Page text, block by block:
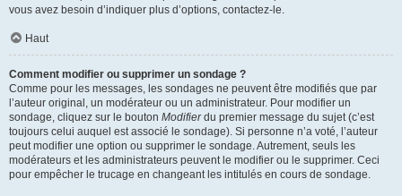
vous avez besoin d’indiquer plus d’options, contactez-le.
Haut
Comment modifier ou supprimer un sondage ?
Comme pour les messages, les sondages ne peuvent être modifiés que par
l’auteur original, un modérateur ou un administrateur. Pour modifier un
sondage, cliquez sur le bouton Modifierdu premier message du sujet (c’est
toujours celui auquel est associé le sondage). Si personne n’a voté, l’auteur
peut modifier une option ou supprimer le sondage. Autrement, seuls les
modérateurs et les administrateurs peuvent le modifier ou le supprimer. Ceci
pour empêcher le trucage en changeant les intitulés en cours de sondage.